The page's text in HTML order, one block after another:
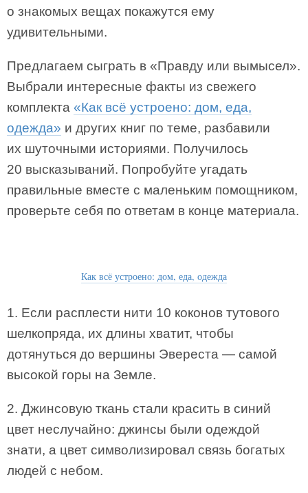
о знакомых вещах покажутся ему
удивительными.
Предлагаем сыграть в «Правду или вымысел».
Выбрали интересные факты из свежего
комплекта «Как всё устроено: дом, еда,
одежда» и других книг по теме, разбавили
их шуточными историями. Получилось
20 высказываний. Попробуйте угадать
правильные вместе с маленьким помощником,
проверьте себя по ответам в конце материала.
Как всё устроено: дом, еда, одежда
1. Если расплести нити 10 коконов тутового
шелкопряда, их длины хватит, чтобы
дотянуться до вершины Эвереста — самой
высокой горы на Земле.
2. Джинсовую ткань стали красить в синий
цвет неслучайно: джинсы были одеждой
знати, а цвет символизировал связь богатых
людей с небом.